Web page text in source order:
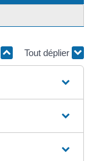
Tout déplier